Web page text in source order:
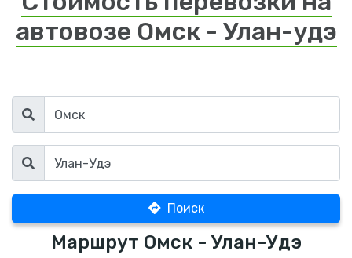
автовозе Омск - Улан-удэ
Поиск
Маршрут Омск - Улан-Удэ